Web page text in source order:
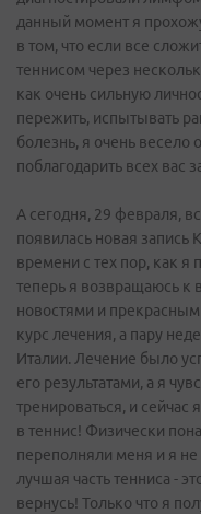
данный момент я
в том, что если все
теннисом через
как очень сильную
пережить, испытывать
болезнь, я очень весело
поблагодарить всех вас
А сегодня, 29 февраля,
появилась новая
времени с тех пор, как я
теперь я возвращаюсь к
новостями и
курс лечения, а пару
Италии. Лечение было
его результатами, а я
тренироваться, и
в теннис! Физически
переполняли меня и я не
лучшая часть тенниса -
вернусь! Только что я